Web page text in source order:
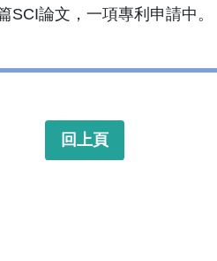
論文，一項專利申請中。
回上頁